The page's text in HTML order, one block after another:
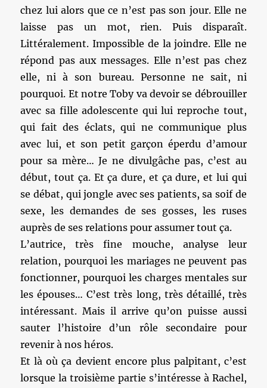
chez lui alors que ce n’est pas son jour. Elle ne
laisse pas un mot, rien. Puis disparaît.
Littéralement. Impossible de la joindre. Elle ne
répond pas aux messages. Elle n’est pas chez
elle, ni à son bureau. Personne ne sait, ni
pourquoi. Et notre Toby va devoir se débrouiller
avec sa fille adolescente qui lui reproche tout,
qui fait des éclats, qui ne communique plus
avec lui, et son petit garçon éperdu d’amour
pour sa mère… Je ne divulgâche pas, c’est au
début, tout ça. Et ça dure, et ça dure, et lui qui
se débat, qui jongle avec ses patients, sa soif de
sexe, les demandes de ses gosses, les ruses
auprès de ses relations pour assumer tout ça.
L’autrice, très fine mouche, analyse leur
relation, pourquoi les mariages ne peuvent pas
fonctionner, pourquoi les charges mentales sur
les épouses… C’est très long, très détaillé, très
intéressant. Mais il arrive qu’on puisse aussi
sauter l’histoire d’un rôle secondaire pour
revenir à nos héros.
Et là où ça devient encore plus palpitant, c’est
lorsque la troisième partie s’intéresse à Rachel,